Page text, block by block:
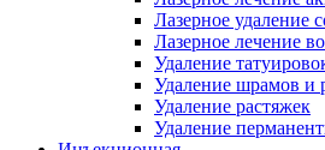
Лазерное удаление
Лазерное лечение
Удаление
Удаление шрамов и
Удаление растяжек
Удаление